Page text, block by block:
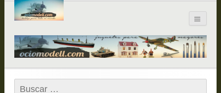
ociomodell.com
Buscar: